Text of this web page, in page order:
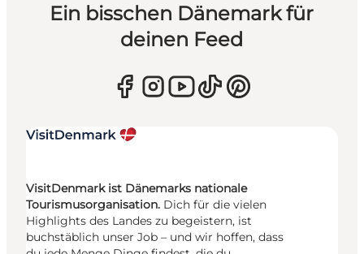
Ein bisschen Dänemark für
deinen Feed
VisitDenmark ist Dänemarks nationale
Tourismusorganisation. Dich für die vielen
Highlights des Landes zu begeistern, ist
buchstäblich unser Job – und wir hoffen, dass